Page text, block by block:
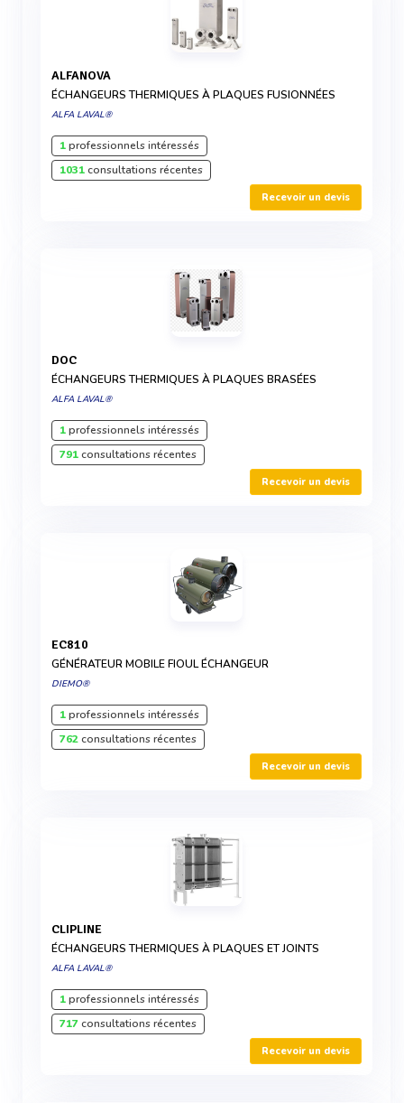
ALFANOVA
ÉCHANGEURS THERMIQUES À PLAQUES FUSIONNÉES
ALFA LAVAL®
1professionnels intéressés
1031consultations récentes
Recevoir un devis
DOC
ÉCHANGEURS THERMIQUES À PLAQUES BRASÉES
ALFA LAVAL®
1professionnels intéressés
791consultations récentes
Recevoir un devis
EC810
GÉNÉRATEUR MOBILE FIOUL ÉCHANGEUR
DIEMO®
1professionnels intéressés
762consultations récentes
Recevoir un devis
CLIPLINE
ÉCHANGEURS THERMIQUES À PLAQUES ET JOINTS
ALFA LAVAL®
1professionnels intéressés
717consultations récentes
Recevoir un devis